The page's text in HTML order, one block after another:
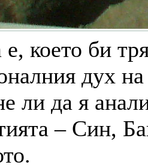
е, което би
дух
ли да я
– Син,